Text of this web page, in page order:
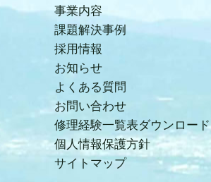
事業内容
課題解決事例
採用情報
お知らせ
よくある質問
お問い合わせ
修理経験一覧表ダウンロード
個人情報保護方針
サイトマップ